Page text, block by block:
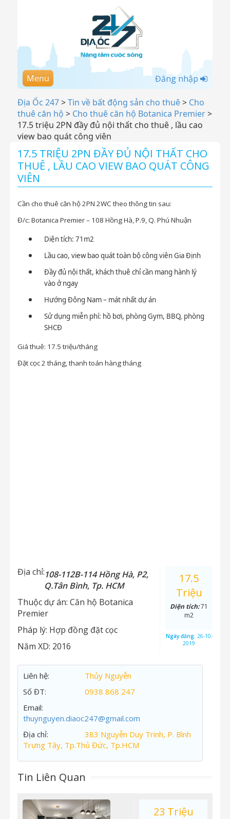
Menu Đăng nhập
Địa Ốc 247>Tin về bất động sản cho thuê> Cho
thuê căn hộ > Cho thuê căn hộ Botanica Premier>
17.5 triệu 2PN đầy đủ nội thất cho thuê , lầu cao
view bao quát công viên
17.5 TRIỆU 2PN ĐẦY ĐỦ NỘI THẤT CHO
THUÊ , LẦU CAO VIEW BAO QUÁT CÔNG
VIÊN
Cần cho thuê căn hộ 2PN 2WC theo thông tin sau:
Đ/c: Botanica Premier – 108 Hồng Hà, P.9, Q. Phú Nhuận
Diện tích: 71m2
Lầu cao, view bao quát toàn bộ công viên Gia Định
Đầy đủ nội thất, khách thuê chỉ cần mang hành lý
vào ở ngay
Hướng Đông Nam – mát nhất dự án
Sử dụng miễn phí: hồ bơi, phòng Gym, BBQ, phòng
SHCĐ
Giá thuê: 17.5 triệu/tháng
Đặt cọc 2 tháng, thanh toán hàng tháng
Địa chỉ:108-112B-114 Hồng Hà, P2,
Q.Tân Bình, Tp. HCM
Thuộc dự án: Căn hộ Botanica
Premier
Pháp lý: Hợp đồng đặt cọc
Năm XD: 2016
17.5
Triệu
Diện tích:71
m2
Ngày đăng: 26-10-
2019
Liên hệ:
Thủy Nguyễn
Số ĐT:
0938 868 247
Email:
thuynguyen.diaoc247@gmail.com
Địa chỉ:
383 Nguyễn Duy Trinh, P. Bình
Trưng Tây, Tp.Thủ Đức, Tp.HCM
Tin Liên Quan
23 Triệu